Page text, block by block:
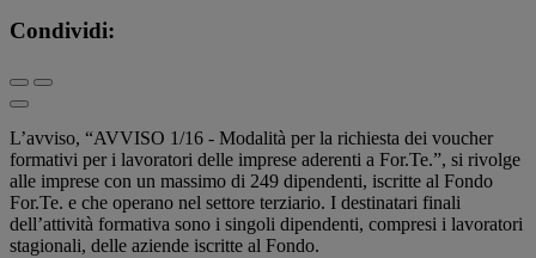
Condividi:
L’avviso, “AVVISO 1/16 - Modalità per la richiesta dei voucher
formativi per i lavoratori delle imprese aderenti a For.Te.”, si rivolge
alle imprese con un massimo di 249 dipendenti, iscritte al Fondo
For.Te. e che operano nel settore terziario. I destinatari finali
dell’attività formativa sono i singoli dipendenti, compresi i lavoratori
stagionali, delle aziende iscritte al Fondo.